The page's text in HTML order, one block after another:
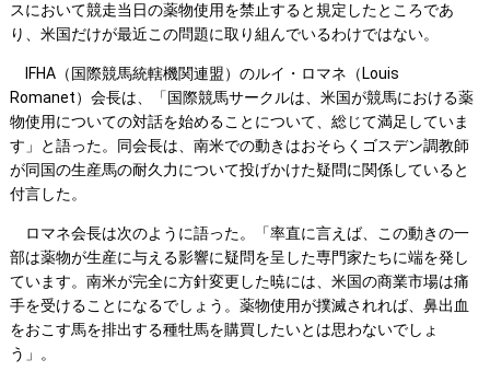
スにおいて競走当日の薬物使用を禁止すると規定したところであ
り、米国だけが最近この問題に取り組んでいるわけではない。
IFHA（国際競馬統轄機関連盟）のルイ・ロマネ（Louis
Romanet）会長は、「国際競馬サークルは、米国が競馬における薬
物使用についての対話を始めることについて、総じて満足していま
す」と語った。同会長は、南米での動きはおそらくゴスデン調教師
が同国の生産馬の耐久力について投げかけた疑問に関係していると
付言した。
ロマネ会長は次のように語った。「率直に言えば、この動きの一
部は薬物が生産に与える影響に疑問を呈した専門家たちに端を発し
ています。南米が完全に方針変更した暁には、米国の商業市場は痛
手を受けることになるでしょう。薬物使用が撲滅されれば、鼻出血
をおこす馬を排出する種牡馬を購買したいとは思わないでしょ
う」。